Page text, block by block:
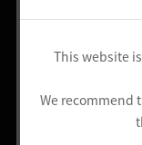
This website
We recommend
まず、ケンタウロス
度が速く、ダウン攻
特に平野部にはケン
御力が低い時に下手
ケンタウロスとケン
させて狩りをしたほう